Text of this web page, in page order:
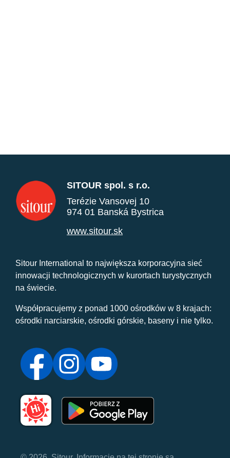
SITOUR spol. s r.o.
Terézie Vansovej 10
974 01 Banská Bystrica
www.sitour.sk
Sitour International to największa korporacyjna sieć
innowacji technologicznych w kurortach turystycznych
na świecie.
Współpracujemy z ponad 1000 ośrodków w 8 krajach:
ośrodki narciarskie, ośrodki górskie, baseny i nie tylko.